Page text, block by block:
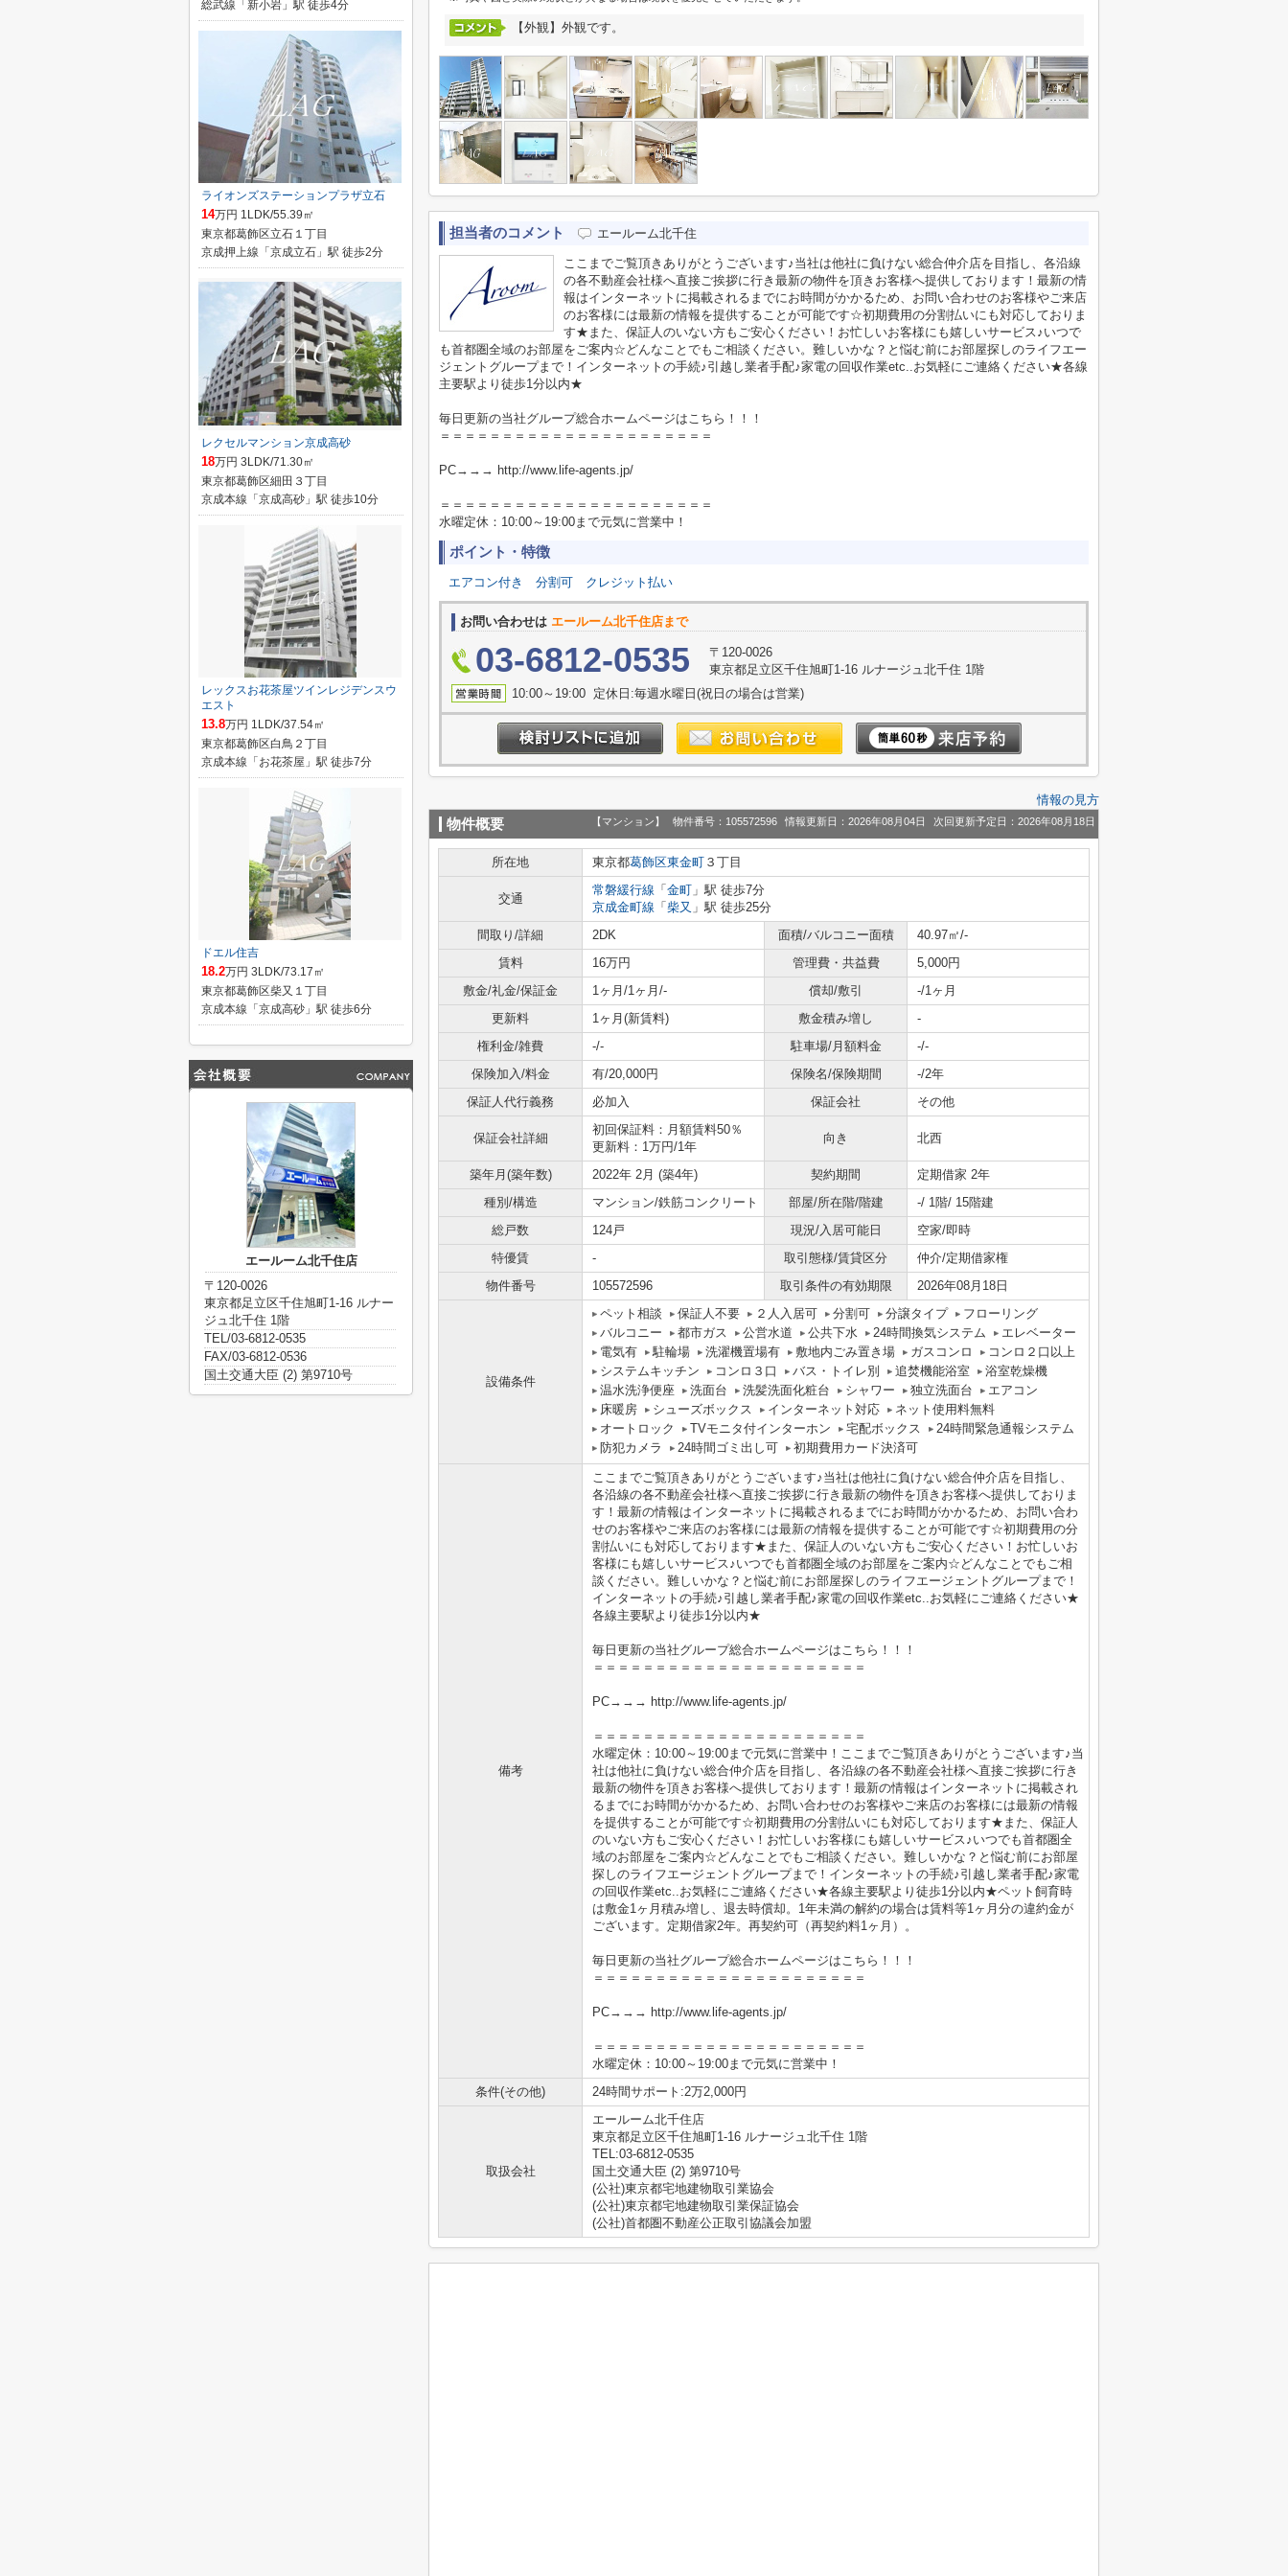
【外観】外観です。
担当者のコメント エールーム北千住
ここまでご覧頂きありがとうございます♪当社は他社に負けない総合仲介店を目指し、各沿線
の各不動産会社様へ直接ご挨拶に行き最新の物件を頂きお客様へ提供しております！最新の情
報はインターネットに掲載されるまでにお時間がかかるため、お問い合わせのお客様やご来店
のお客様には最新の情報を提供することが可能です☆初期費用の分割払いにも対応しておりま
す★また、保証人のいない方もご安心ください！お忙しいお客様にも嬉しいサービス♪いつで
も首都圏全域のお部屋をご案内☆どんなことでもご相談ください。難しいかな？と悩む前にお部屋探しのライフエー
ジェントグループまで！インターネットの手続♪引越し業者手配♪家電の回収作業etc..お気軽にご連絡ください★各線
主要駅より徒歩1分以内★
毎日更新の当社グループ総合ホームページはこちら！！！
＝＝＝＝＝＝＝＝＝＝＝＝＝＝＝＝＝＝＝＝＝＝
PC→→→ http://www.life-agents.jp/
＝＝＝＝＝＝＝＝＝＝＝＝＝＝＝＝＝＝＝＝＝＝
水曜定休：10:00～19:00まで元気に営業中！
ポイント・特徴
エアコン付き 分割可 クレジット払い
お問い合わせは エールーム北千住店まで
03-6812-0535
〒120-0026
東京都足立区千住旭町1-16 ルナージュ北千住 1階
10:00～19:00 定休日:毎週水曜日(祝日の場合は営業)
情報の見方
物件概要 【マンション】 物件番号：105572596 情報更新日：2026年08月04日 次回更新予定日：2026年08月18日
所在地 東京都葛飾区東金町 ３丁目
交通
常磐緩行線 「 金町 」駅 徒歩7分
京成金町線 「 柴又 」駅 徒歩25分
間取り/詳細
2DK 面積/バルコニー面積
40.97㎡/-
賃料
16万円 管理費・共益費
5,000円
敷金/礼金/保証金
1ヶ月/1ヶ月/- 償却/敷引
-/1ヶ月
更新料
1ヶ月(新賃料) 敷金積み増し
-
権利金/雑費
-/- 駐車場/月額料金
-/-
保険加入/料金
有/20,000円 保険名/保険期間
-/2年
保証人代行義務
必加入 保証会社 その他
保証会社詳細
初回保証料：月額賃料50％
更新料：1万円/1年
向き 北西
築年月(築年数) 2022年 2月 (築4年) 契約期間
定期借家 2年
種別/構造
マンション/鉄筋コンクリート 部屋/所在階/階建
-/ 1階/ 15階建
総戸数
124戸 現況/入居可能日
空家/即時
特優賃
- 取引態様/賃貸区分
仲介/定期借家権
物件番号
105572596 取引条件の有効期限 2026年08月18日
設備条件
ペット相談 保証人不要 ２人入居可 分割可 分譲タイプ
フローリング
バルコニー
都市ガス 公営水道 公共下水 24時間換気システム
エレベーター
電気有
駐輪場 洗濯機置場有 敷地内ごみ置き場 ガスコンロ
コンロ２口以上
システムキッチン
コンロ３口 バス・トイレ別 追焚機能浴室
浴室乾燥機
温水洗浄便座
洗面台 洗髪洗面化粧台 シャワー 独立洗面台
エアコン
床暖房
シューズボックス インターネット対応
ネット使用料無料
オートロック
TVモニタ付インターホン 宅配ボックス
24時間緊急通報システム
防犯カメラ
24時間ゴミ出し可 初期費用カード決済可
備考
ここまでご覧頂きありがとうございます♪当社は他社に負けない総合仲介店を目指し、
各沿線の各不動産会社様へ直接ご挨拶に行き最新の物件を頂きお客様へ提供しておりま
す！最新の情報はインターネットに掲載されるまでにお時間がかかるため、お問い合わ
せのお客様やご来店のお客様には最新の情報を提供することが可能です☆初期費用の分
割払いにも対応しております★また、保証人のいない方もご安心ください！お忙しいお
客様にも嬉しいサービス♪いつでも首都圏全域のお部屋をご案内☆どんなことでもご相
談ください。難しいかな？と悩む前にお部屋探しのライフエージェントグループまで！
インターネットの手続♪引越し業者手配♪家電の回収作業etc..お気軽にご連絡ください★
各線主要駅より徒歩1分以内★
毎日更新の当社グループ総合ホームページはこちら！！！
＝＝＝＝＝＝＝＝＝＝＝＝＝＝＝＝＝＝＝＝＝＝
PC→→→ http://www.life-agents.jp/
＝＝＝＝＝＝＝＝＝＝＝＝＝＝＝＝＝＝＝＝＝＝
水曜定休：10:00～19:00まで元気に営業中！ここまでご覧頂きありがとうございます♪当
社は他社に負けない総合仲介店を目指し、各沿線の各不動産会社様へ直接ご挨拶に行き
最新の物件を頂きお客様へ提供しております！最新の情報はインターネットに掲載され
るまでにお時間がかかるため、お問い合わせのお客様やご来店のお客様には最新の情報
を提供することが可能です☆初期費用の分割払いにも対応しております★また、保証人
のいない方もご安心ください！お忙しいお客様にも嬉しいサービス♪いつでも首都圏全
域のお部屋をご案内☆どんなことでもご相談ください。難しいかな？と悩む前にお部屋
探しのライフエージェントグループまで！インターネットの手続♪引越し業者手配♪家電
の回収作業etc..お気軽にご連絡ください★各線主要駅より徒歩1分以内★ペット飼育時
は敷金1ヶ月積み増し、退去時償却。1年未満の解約の場合は賃料等1ヶ月分の違約金が
ございます。定期借家2年。再契約可（再契約料1ヶ月）。
毎日更新の当社グループ総合ホームページはこちら！！！
＝＝＝＝＝＝＝＝＝＝＝＝＝＝＝＝＝＝＝＝＝＝
PC→→→ http://www.life-agents.jp/
＝＝＝＝＝＝＝＝＝＝＝＝＝＝＝＝＝＝＝＝＝＝
水曜定休：10:00～19:00まで元気に営業中！
条件(その他)
24時間サポート:2万2,000円
取扱会社
エールーム北千住店
東京都足立区千住旭町1-16 ルナージュ北千住 1階
TEL:03-6812-0535
国土交通大臣 (2) 第9710号
(公社)東京都宅地建物取引業協会
(公社)東京都宅地建物取引業保証協会
(公社)首都圏不動産公正取引協議会加盟
総武線「新小岩」駅 徒歩4分
ライオンズステーションプラザ立石
14万円 1LDK/55.39㎡
東京都葛飾区立石１丁目
京成押上線「京成立石」駅 徒歩2分
レクセルマンション京成高砂
18万円 3LDK/71.30㎡
東京都葛飾区細田３丁目
京成本線「京成高砂」駅 徒歩10分
レックスお花茶屋ツインレジデンスウ
エスト
13.8万円 1LDK/37.54㎡
東京都葛飾区白鳥２丁目
京成本線「お花茶屋」駅 徒歩7分
ドエル住吉
18.2万円 3LDK/73.17㎡
東京都葛飾区柴又１丁目
京成本線「京成高砂」駅 徒歩6分
エールーム北千住店
〒120-0026
東京都足立区千住旭町1-16 ルナー
ジュ北千住 1階
TEL/03-6812-0535
FAX/03-6812-0536
国土交通大臣 (2) 第9710号